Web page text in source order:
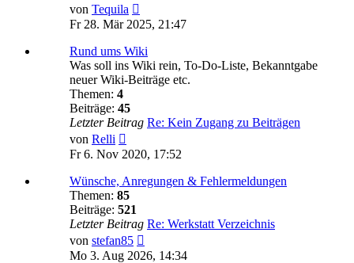
von Tequila
Beitrag
Fr 28. Mär 2025, 21:47
Rund ums Wiki
Was soll ins Wiki rein, To-Do-Liste, Bekanntgabe
neuer Wiki-Beiträge etc.
Themen: 4
Beiträge: 45
Letzter Beitrag Re: Kein Zugang zu Beiträgen
von Relli
Beitrag
Fr 6. Nov 2020, 17:52
Wünsche, Anregungen & Fehlermeldungen
Themen: 85
Beiträge: 521
Letzter Beitrag Re: Werkstatt Verzeichnis
von stefan85
Beitrag
Mo 3. Aug 2026, 14:34